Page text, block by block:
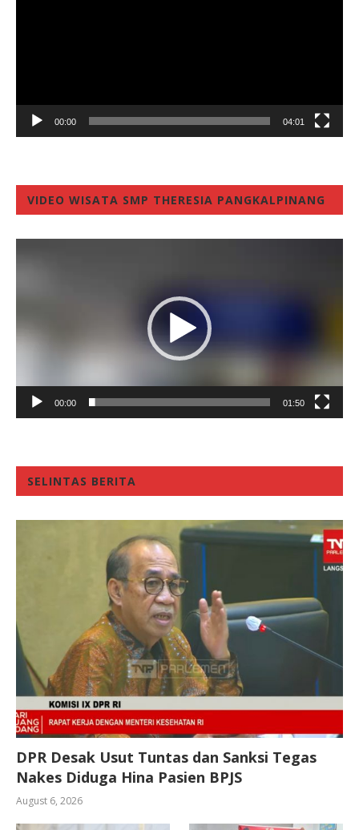
00:00 04:01
VIDEO WISATA SMP THERESIA PANGKALPINANG
00:00 01:50
SELINTAS BERITA
DPR Desak Usut Tuntas dan Sanksi Tegas
Nakes Diduga Hina Pasien BPJS
August 6, 2026